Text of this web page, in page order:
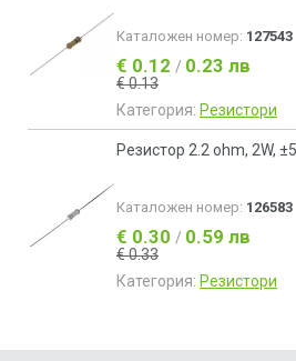
Каталожен номер: 127543
€ 0.12 / 0.23 лв
€ 0.13
Категория: Резистори
Резистор 2.2 ohm, 2W,
Каталожен номер: 126583
€ 0.30 / 0.59 лв
€ 0.33
Категория: Резистори